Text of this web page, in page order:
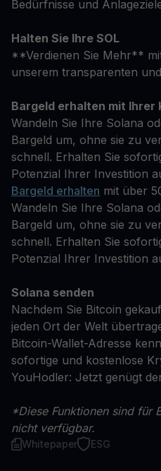
Bedürfnisse und
Halten Sie Ihre SOL
**Verdienen Sie Mehr**
unserem transparenten
Bargeld erhalten mit Ihrer
Wandeln Sie Ihre Solana
Bargeld um, ohne sie zu
schnell. Erhalten Sie
Potenzial Ihrer Investition
Bargeld erhalten mit über
Wandeln Sie Ihre Solana
Bargeld um, ohne sie zu
schnell. Erhalten Sie
Potenzial Ihrer Investition
Solana senden
Nachdem Sie Bitcoin
jeden Ort der Welt
Bitcoin-Wallet-Adresse
sofortige und kostenlose
YouHodler: Jetzt genügt
*Diese Funktionen sind für
nicht verfügbar.
Whitepaper ESG